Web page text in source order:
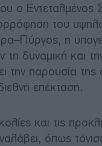
ο
του
η
δυναμική και
την παρουσία
επέκταση.
και τις
όπως